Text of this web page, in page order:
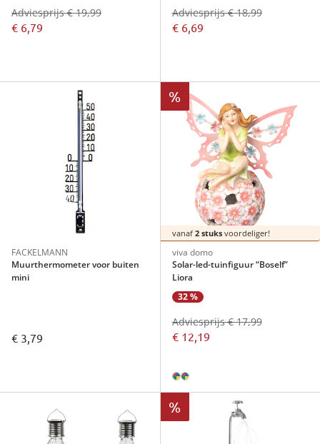
€ 6,79
Adviesprijs € 19,99
€ 6,69
Adviesprijs € 18,99
FACKELMANN
Muurthermometer voor buiten
mini
€ 3,79
%
vanaf 2 stuksvoordeliger!
viva domo
Solar-led-tuinfiguur “Boself”
Liora
32 %
€ 12,19
Adviesprijs € 17,99
%